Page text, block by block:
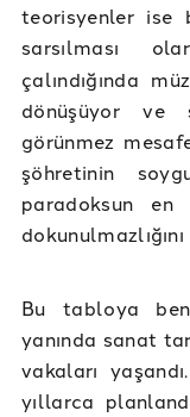
teorisyenler ise
sarsılması
çalındığında
dönüşüyor ve
görünmez
şöhretinin
paradoksun en
Bu tabloya
yanında sanat
vakaları
yıllarca